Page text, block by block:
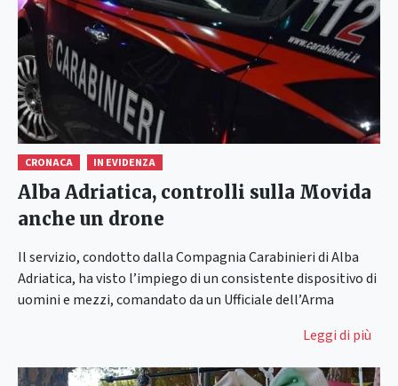
CRONACA IN EVIDENZA
Alba Adriatica, controlli sulla Movida
anche un drone
Il servizio, condotto dalla Compagnia Carabinieri di Alba
Adriatica, ha visto l’impiego di un consistente dispositivo di
uomini e mezzi, comandato da un Ufficiale dell’Arma
Leggi di più